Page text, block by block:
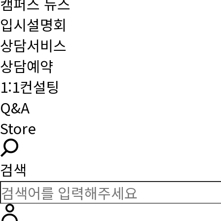
입시설명회
상담서비스
상담예약
1:1컨설팅
Q&A
Store
검색